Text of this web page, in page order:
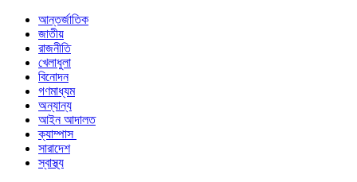
আন্তর্জাতিক
জাতীয়
রাজনীতি
খেলাধুলা
বিনোদন
গণমাধ্যম
অন্যান্য
আইন আদালত
ক্যাম্পাস
সারাদেশ
স্বাস্থ্য